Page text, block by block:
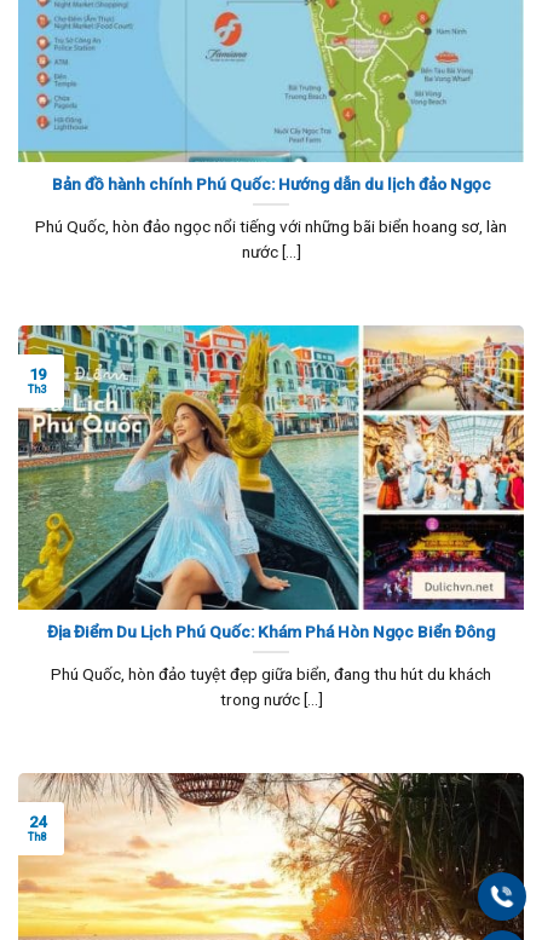
Bản đồ hành chính Phú Quốc: Hướng dẫn du lịch đảo Ngọc
Phú Quốc, hòn đảo ngọc nổi tiếng với những bãi biển hoang sơ, làn
nước [...]
Địa Điểm Du Lịch Phú Quốc: Khám Phá Hòn Ngọc Biển Đông
Phú Quốc, hòn đảo tuyệt đẹp giữa biển, đang thu hút du khách
trong nước [...]
19
Th3
24
Th8